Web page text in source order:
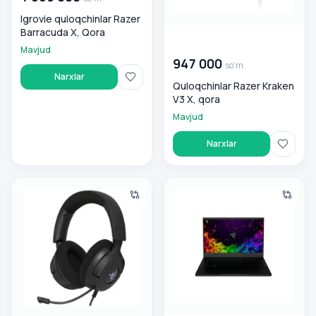
Igrovie quloqchinlar Razer
Barracuda X, Qora
Mavjud
Narxlar
947 000 so'm
Quloqchinlar Razer Kraken
V3 X, qora
Mavjud
Narxlar